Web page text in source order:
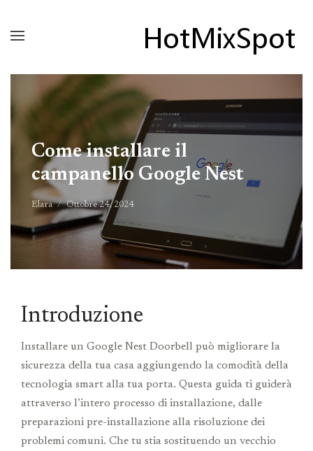
Come installare il
campanello Google Nest
Elara Ottobre 24, 2024
Introduzione
Installare un Google Nest Doorbell può migliorare la
sicurezza della tua casa aggiungendo la comodità della
tecnologia smart alla tua porta. Questa guida ti guiderà
attraverso l’intero processo di installazione, dalle
preparazioni pre-installazione alla risoluzione dei
problemi comuni. Che tu stia sostituendo un vecchio